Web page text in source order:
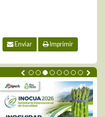
Enviar Imprimir